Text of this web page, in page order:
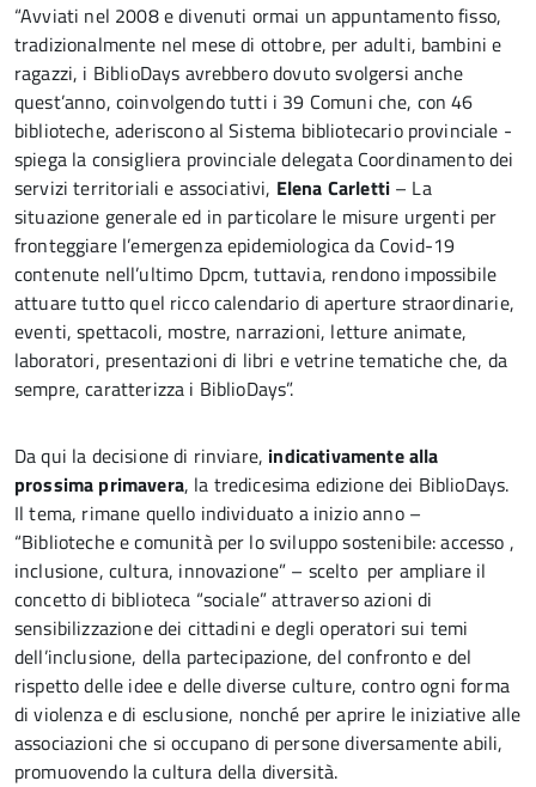
“Avviati nel 2008 e divenuti ormai un appuntamento fisso,
tradizionalmente nel mese di ottobre, per adulti, bambini e
ragazzi, i BiblioDays avrebbero dovuto svolgersi anche
quest’anno, coinvolgendo tutti i 39 Comuni che, con 46
biblioteche, aderiscono al Sistema bibliotecario provinciale ­-
spiega la consigliera provinciale delegata Coordinamento dei
servizi territoriali e associativi, Elena Carletti – La
situazione generale ed in particolare le misure urgenti per
fronteggiare l’emergenza epidemiologica da Covid-19
contenute nell’ultimo Dpcm, tuttavia, rendono impossibile
attuare tutto quel ricco calendario di aperture straordinarie,
eventi, spettacoli, mostre, narrazioni, letture animate,
laboratori, presentazioni di libri e vetrine tematiche che, da
sempre, caratterizza i BiblioDays”.
Da qui la decisione di rinviare, indicativamente alla
prossima primavera, la tredicesima edizione dei BiblioDays.
Il tema, rimane quello individuato a inizio anno –
“Biblioteche e comunità per lo sviluppo sostenibile: accesso ,
inclusione, cultura, innovazione” – scelto per ampliare il
concetto di biblioteca “sociale” attraverso azioni di
sensibilizzazione dei cittadini e degli operatori sui temi
dell’inclusione, della partecipazione, del confronto e del
rispetto delle idee e delle diverse culture, contro ogni forma
di violenza e di esclusione, nonché per aprire le iniziative alle
associazioni che si occupano di persone diversamente abili,
promuovendo la cultura della diversità.